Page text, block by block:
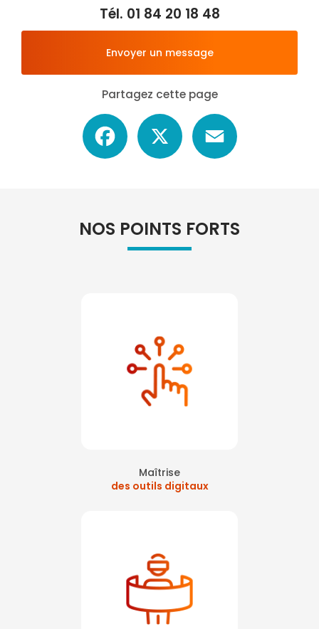
Tél. 01 84 20 18 48
Envoyer un message
Partagez cette page
Facebook
NOS POINTS FORTS
Maîtrise
des outils digitaux